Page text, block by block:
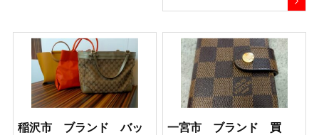
稲沢市 ブランド バッ
一宮市 ブランド 買